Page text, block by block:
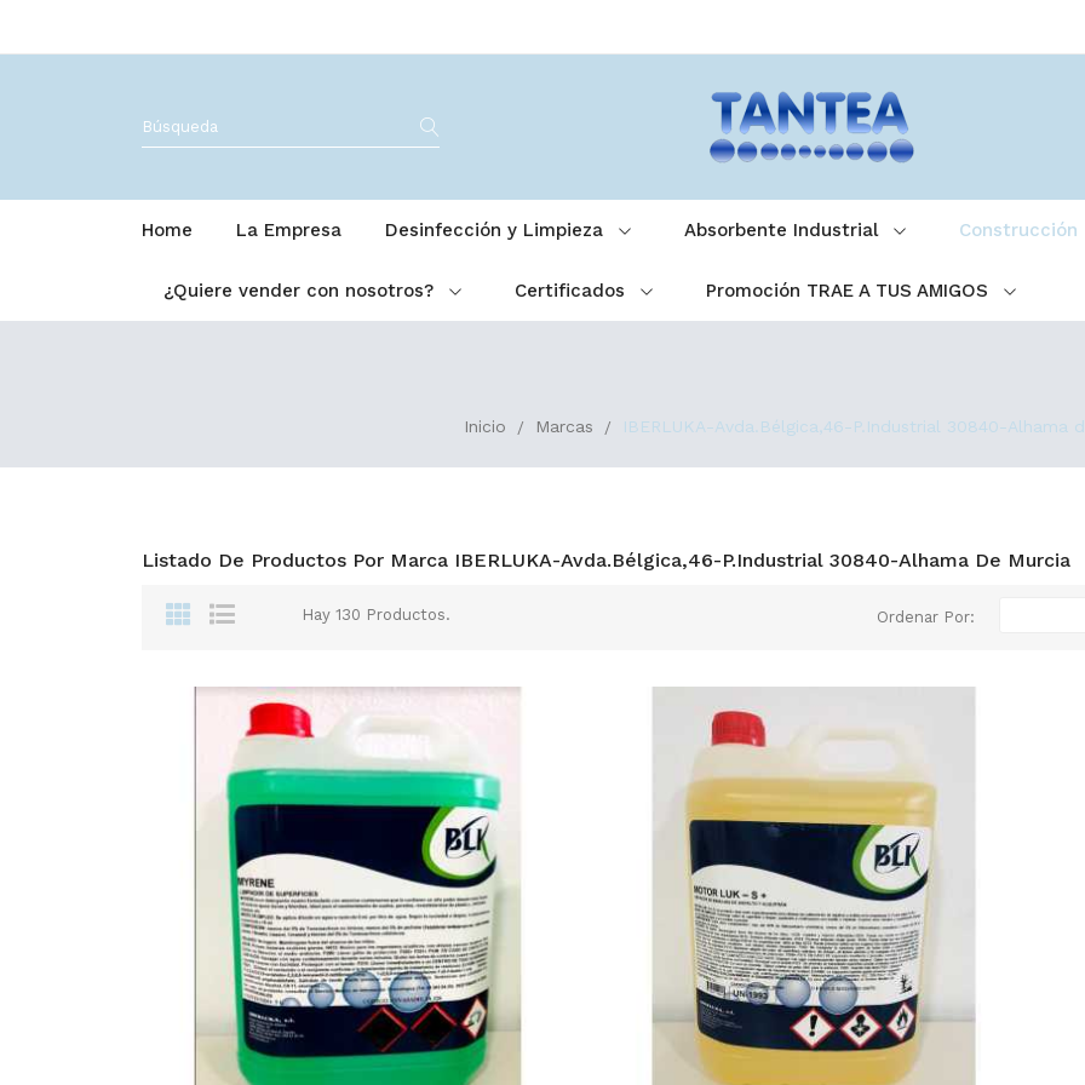
Home La Empresa Desinfección y Limpieza Absorbente Industrial Construcción
¿Quiere vender con nosotros? Certificados Promoción TRAE A TUS AMIGOS
Inicio Marcas IBERLUKA-Avda.Bélgica,46-P.Industrial 30840-Alhama
Listado De Productos Por Marca IBERLUKA-Avda.Bélgica,46-P.Industrial 30840-Alhama De Murcia
Hay 130 Productos. Ordenar Por: